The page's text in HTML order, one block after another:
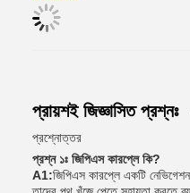
প্রায়শই জিজ্ঞাসিত প্রশ্নঃ
প্রশ্নোত্তর
প্রশ্ন ১ঃ জিপিএস কারপ্লে কি?
A1:জিপিএস কারপ্লে একটি